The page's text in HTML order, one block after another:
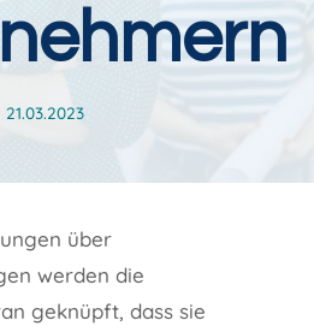
21.03.2023
über
werden die
geknüpft, dass sie